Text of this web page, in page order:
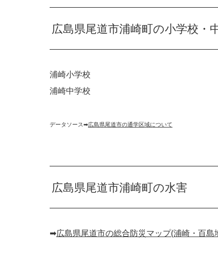
広島県尾道市浦崎町の小学校・
浦崎小学校
浦崎中学校
データソース➡︎広島県尾道市の通学区域について
広島県尾道市浦崎町の水害
➡︎広島県尾道市の総合防災マップ(浦崎・百島